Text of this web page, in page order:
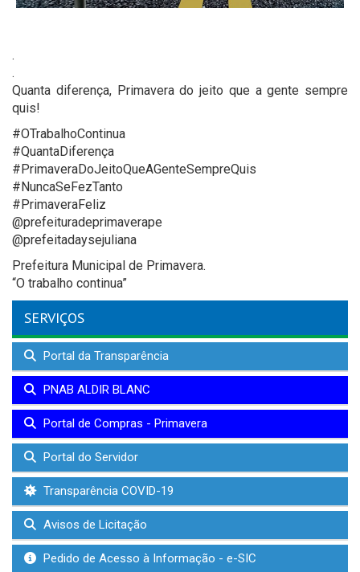
.
.
Quanta diferença, Primavera do jeito que a gente sempre
quis!
#OTrabalhoContinua
#QuantaDiferença
#PrimaveraDoJeitoQueAGenteSempreQuis
#NuncaSeFezTanto
#PrimaveraFeliz
@prefeituradeprimaverape
@prefeitadaysejuliana
Prefeitura Municipal de Primavera.
“O trabalho continua”
SERVIÇOS
Portal da Transparência
PNAB ALDIR BLANC
Portal de Compras - Primavera
Portal do Servidor
Transparência COVID-19
Avisos de Licitação
Pedido de Acesso à Informação - e-SIC